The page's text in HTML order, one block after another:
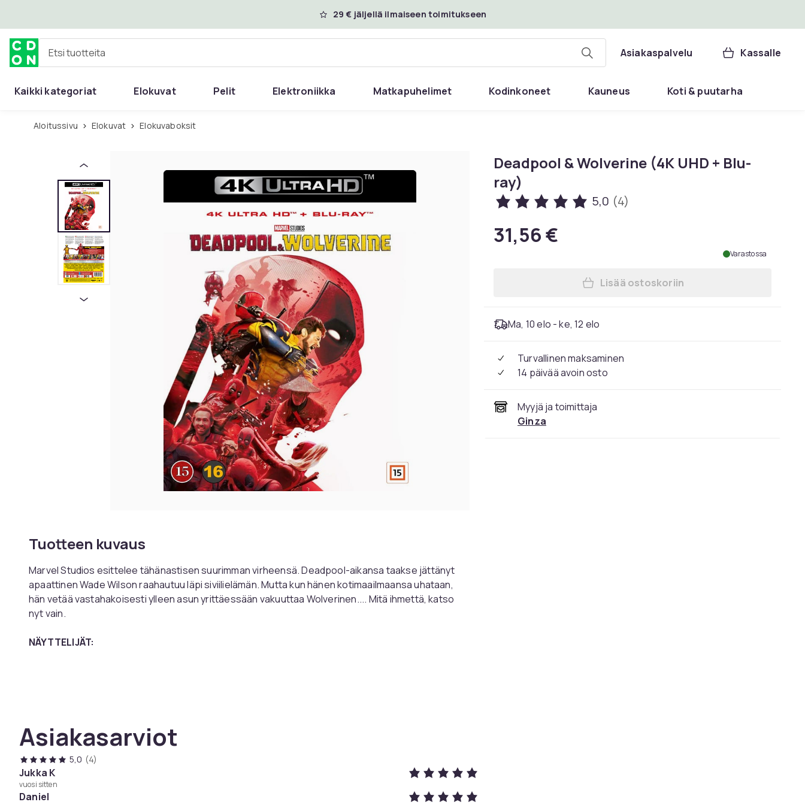
29 € jäljellä ilmaiseen toimitukseen
Etsi tuotteita Asiakaspalvelu Kassalle
Kaikki kategoriat Elokuvat Pelit Elektroniikka Matkapuhelimet Kodinkoneet Kauneus Koti & puutarha
Aloitussivu Elokuvat Elokuvaboksit
Tuotteen kuvaus
Marvel Studios esittelee tähänastisen suurimman virheensä. Deadpool-aikansa taakse jättänyt
apaattinen Wade Wilson raahautuu läpi siviilielämän. Mutta kun hänen kotimaailmaansa uhataan,
hän vetää vastahakoisesti ylleen asun yrittäessään vakuuttaa Wolverinen.... Mitä ihmettä, katso
nyt vain.
NÄYTTELIJÄT:
MUUTA:
Mediatyyppi: 4K UHD + Blu-ray
Tuotantovuosi: 2024
Tuotantomaa: USA
Tuottaja: Ryan Reynolds
Ikäraja: 15 vuotta
Asiakasarviot
5,0 (4)
Jukka K
vuosi sitten
Daniel
Deadpool & Wolverine (4K UHD + Blu-
ray)
5,0 (4)
31,56 €
Varastossa
Lisää Deadpool & Wolverine (4K
Lisää ostoskoriin
Ma, 10 elo - ke, 12 elo
Turvallinen maksaminen
14 päivää avoin osto
Myyjä ja toimittaja
Ginza